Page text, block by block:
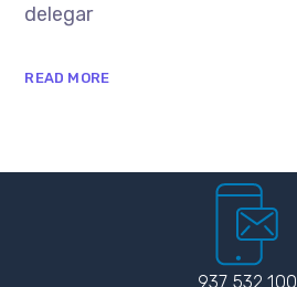
delegar
READ MORE
937 532 100